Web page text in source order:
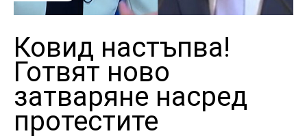
Ковид настъпва!
Готвят ново
затваряне насред
протестите